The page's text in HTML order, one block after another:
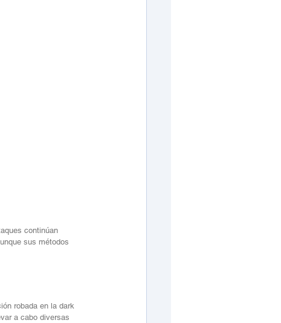
continúan
sus métodos
robada en la dark
a cabo diversas